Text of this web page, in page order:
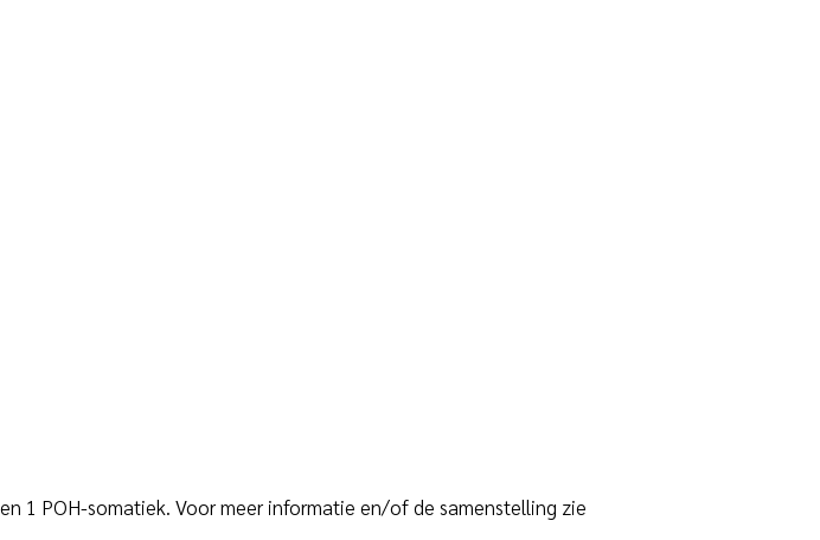
1 POH-somatiek. Voor meer informatie en/of de samenstelling zie